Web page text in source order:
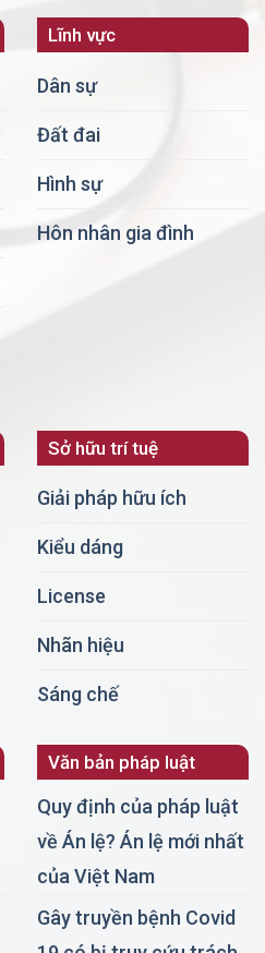
Lĩnh vực
Dân sự
Đất đai
Hình sự
Hôn nhân gia đình
Sở hữu trí tuệ
Giải pháp hữu ích
Kiểu dáng
License
Nhãn hiệu
Sáng chế
Văn bản pháp luật
Quy định của pháp luật
về Án lệ? Án lệ mới nhất
của Việt Nam
Gây truyền bệnh Covid